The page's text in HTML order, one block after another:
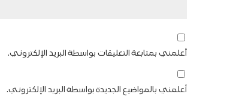
أعلمني بمتابعة التعليقات بواسطة البريد الإلكتروني.
أعلمني بالمواضيع الجديدة بواسطة البريد الإلكتروني.